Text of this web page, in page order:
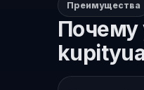
Преимущества
Почему